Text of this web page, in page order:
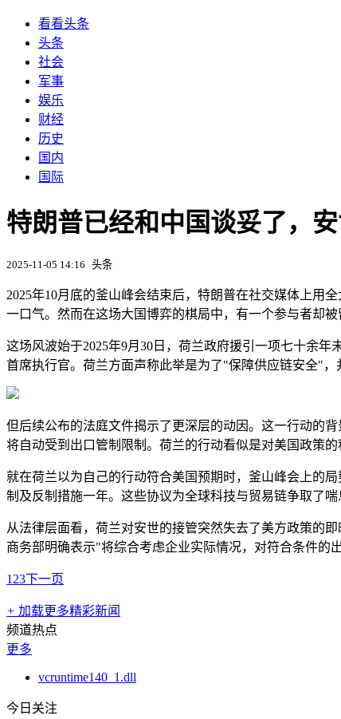
看看头条
头条
社会
军事
娱乐
财经
历史
国内
国际
特朗普已经和中国谈妥了，
2025-11-05 14:16 头条
2025年10月底的釜山峰会结束后，特朗普在社交媒体上用
一口气。然而在这场大国博弈的棋局中，有一个参与者却被
这场风波始于2025年9月30日，荷兰政府援引一项七十余
首席执行官。荷兰方面声称此举是为了"保障供应链安全"，
但后续公布的法庭文件揭示了更深层的动因。这一行动的
将自动受到出口管制限制。荷兰的行动看似是对美国政策
就在荷兰以为自己的行动符合美国预期时，釜山峰会上的
制及反制措施一年。这些协议为全球科技与贸易链争取了
从法律层面看，荷兰对安世的接管突然失去了美方政策的
商务部明确表示"将综合考虑企业实际情况，对符合条件的
1 23下一页
+ 加载更多精彩新闻
频道热点
更多
vcruntime140_1.dll
今日关注